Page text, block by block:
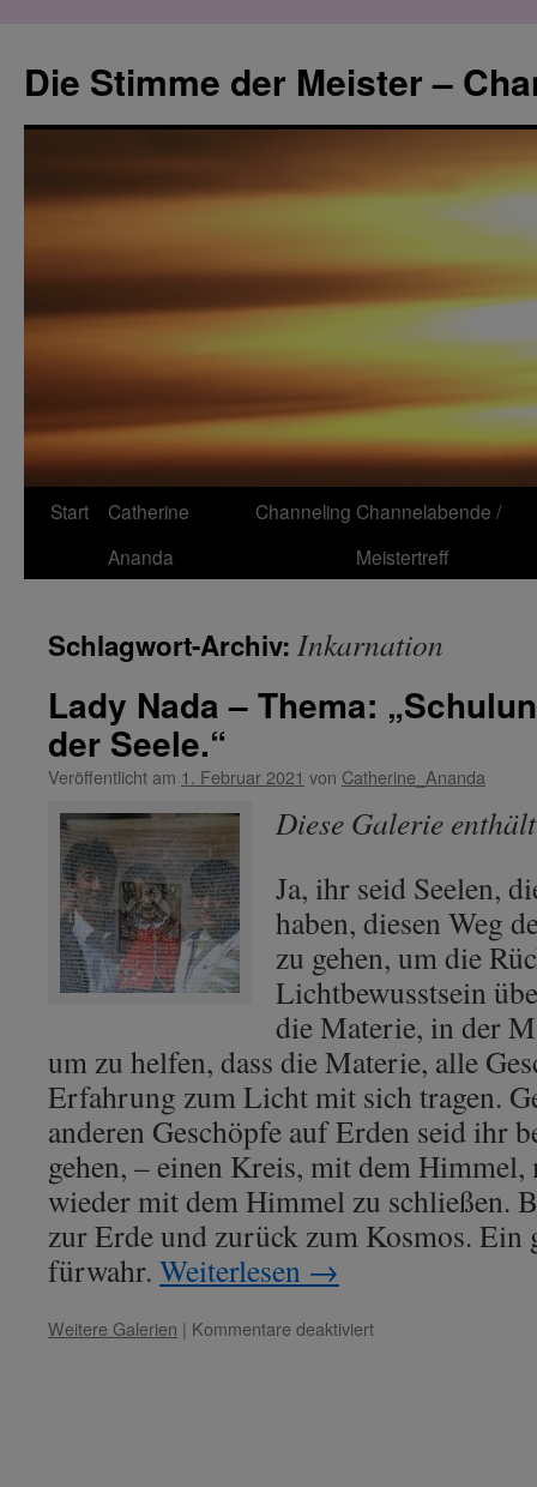
springen
Die Stimme der Meister –
Start
Catherine
Ananda
Channeling Channelabende /
Meistertreff
Schlagwort-Archiv: Inkarnation
Lady Nada – Thema:
der Seele.“
Veröffentlicht am 1. Februar 2021 von Catherine_Ananda
Diese Galerie
Ja, ihr seid Seelen,
haben, diesen Weg
zu gehen, um die
Lichtbewusstsein
die Materie, in der
um zu helfen, dass die Materie, alle
Erfahrung zum Licht mit sich tragen.
anderen Geschöpfe auf Erden seid ihr
gehen, – einen Kreis, mit dem
wieder mit dem Himmel zu schließen.
zur Erde und zurück zum Kosmos. Ein
fürwahr. Weiterlesen →
Weitere Galerien | Kommentare deaktiviertfür